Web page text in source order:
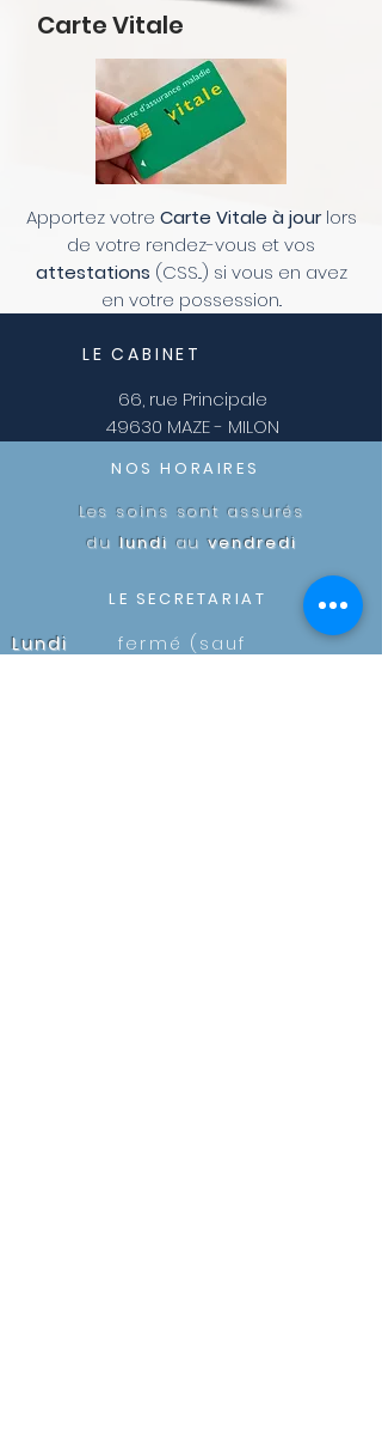
Carte Vitale
Apportez votre Carte Vitale à jourlors
de votre rendez-vous et vos
attestations (CSS...) si vous en avez
en votre possession..
LE CABINET
66, rue Principale
49630 MAZE - MILON
NOS HORAIRES
Les soins sont assurés
dulundi auvendredi
LE SECRETARIAT
Lundi
fermé (sauf